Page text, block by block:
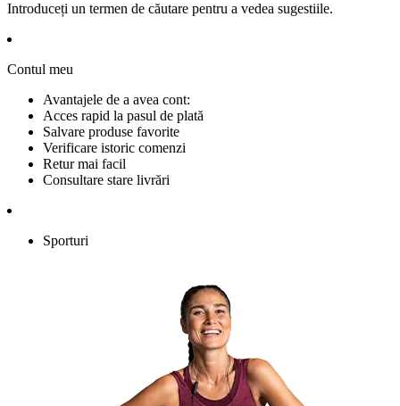
Introduceți un termen de căutare pentru a vedea sugestiile.
Contul meu
Avantajele de a avea cont:
Acces rapid la pasul de plată
Salvare produse favorite
Verificare istoric comenzi
Retur mai facil
Consultare stare livrări
Sporturi